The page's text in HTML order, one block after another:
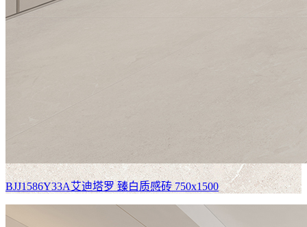
BJJ1586Y33A艾迪塔罗 臻白质感砖 750x1500